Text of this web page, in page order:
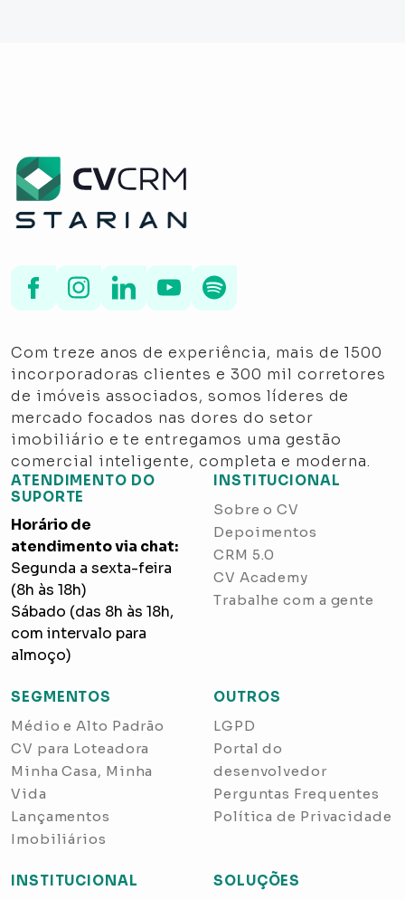
Com treze anos de experiência, mais de 1500
incorporadoras clientes e 300 mil corretores
de imóveis associados, somos líderes de
mercado focados nas dores do setor
imobiliário e te entregamos uma gestão
comercial inteligente, completa e moderna.
INSTITUCIONAL
Sobre o CV
Depoimentos
CRM 5.0
CV Academy
Trabalhe com a gente
SEGMENTOS
Médio e Alto Padrão
CV para Loteadora
Minha Casa, Minha
Vida
Lançamentos
Imobiliários
OUTROS
LGPD
Portal do
desenvolvedor
Perguntas Frequentes
Política de Privacidade
INSTITUCIONAL SOLUÇÕES
ATENDIMENTO DO
SUPORTE
Horário de
atendimento via chat:
Segunda a sexta-feira
(8h às 18h)
Sábado (das 8h às 18h,
com intervalo para
almoço)